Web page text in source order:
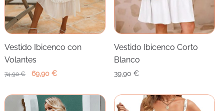
Vestido Ibicenco con
Volantes
74,90€
El
original
era:
69,90 €El
actual
es:
Vestido Ibicenco Corto
Blanco
39,90€